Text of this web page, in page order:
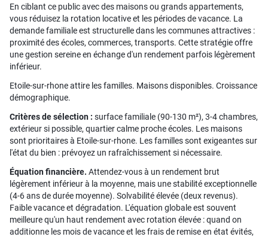
En ciblant ce public avec des maisons ou grands appartements,
vous réduisez la rotation locative et les périodes de vacance. La
demande familiale est structurelle dans les communes attractives :
proximité des écoles, commerces, transports. Cette stratégie offre
une gestion sereine en échange d'un rendement parfois légèrement
inférieur.
Etoile-sur-rhone attire les familles. Maisons disponibles. Croissance
démographique.
Critères de sélection : surface familiale (90-130 m²), 3-4 chambres,
extérieur si possible, quartier calme proche écoles. Les maisons
sont prioritaires à Etoile-sur-rhone. Les familles sont exigeantes sur
l'état du bien : prévoyez un rafraîchissement si nécessaire.
Équation financière. Attendez-vous à un rendement brut
légèrement inférieur à la moyenne, mais une stabilité exceptionnelle
(4-6 ans de durée moyenne). Solvabilité élevée (deux revenus).
Faible vacance et dégradation. L'équation globale est souvent
meilleure qu'un haut rendement avec rotation élevée : quand on
additionne les mois de vacance et les frais de remise en état évités,